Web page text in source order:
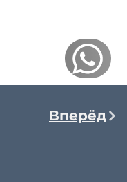
Вперёд